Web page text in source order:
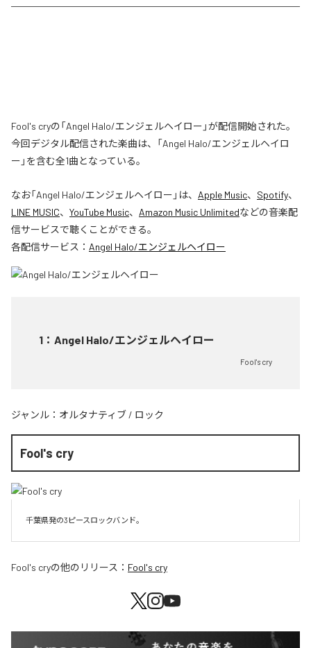
Fool's cryの「Angel Halo/エンジェルヘイロー」が配信開始された。
今回デジタル配信された楽曲は、「Angel Halo/エンジェルヘイロ
ー」を含む全1曲となっている。
なお「Angel Halo/エンジェルヘイロー 」は、 Apple Music、 Spotify、
LINE MUSIC、 YouTube Music、 Amazon Music Unlimitedなどの音楽配
信サービスで聴くことができる。
各配信サービス： Angel Halo/エンジェルヘイロー
1 ： Angel Halo/エンジェルヘイロー
Fool's cry
ジャンル： オルタナティブ / ロック
Fool's cry
千葉県発の3ピースロックバンド。
Fool's cryの他のリリース： Fool's cry